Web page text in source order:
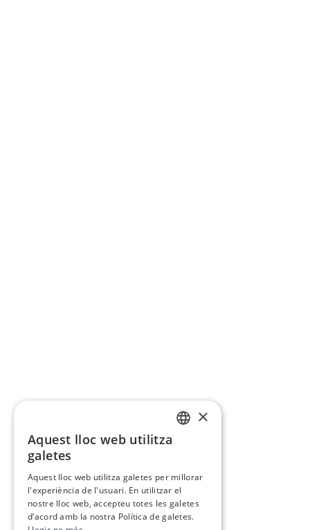
×
Aquest lloc web utilitza
galetes
Aquest lloc web utilitza galetes per millorar
l'experiència de l'usuari. En utilitzar el
nostre lloc web, accepteu totes les galetes
d’acord amb la nostra Política de galetes.